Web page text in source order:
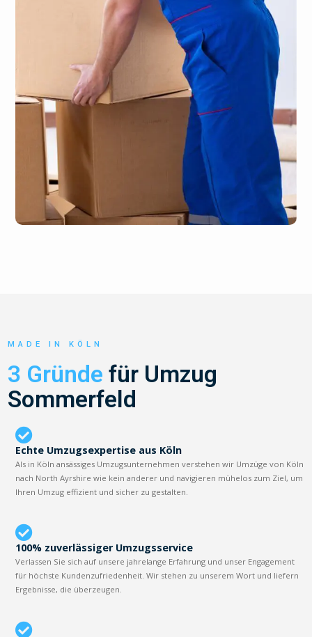
MADE IN KÖLN
3 Gründe für Umzug
Sommerfeld
Echte Umzugsexpertise aus Köln
Als in Köln ansässiges Umzugsunternehmen verstehen wir Umzüge von Köln
nach North Ayrshire wie kein anderer und navigieren mühelos zum Ziel, um
Ihren Umzug effizient und sicher zu gestalten.
100% zuverlässiger Umzugsservice
Verlassen Sie sich auf unsere jahrelange Erfahrung und unser Engagement
für höchste Kundenzufriedenheit. Wir stehen zu unserem Wort und liefern
Ergebnisse, die überzeugen.